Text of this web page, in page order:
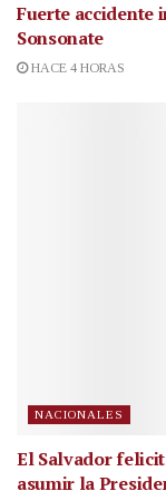
Fuerte accidente
Sonsonate
HACE 4 HORAS
NACIONALES
El Salvador
asumir la